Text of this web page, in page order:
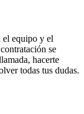
el equipo y el
se
hacerte
todas tus dudas.